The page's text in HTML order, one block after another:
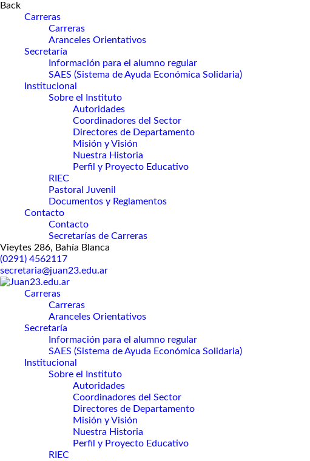
Back
Carreras
Carreras
Aranceles Orientativos
Secretaría
Información para el alumno regular
SAES (Sistema de Ayuda Económica Solidaria)
Institucional
Sobre el Instituto
Autoridades
Coordinadores del Sector
Directores de Departamento
Misión y Visión
Nuestra Historia
Perfil y Proyecto Educativo
RIEC
Pastoral Juvenil
Documentos y Reglamentos
Contacto
Contacto
Secretarías de Carreras
Vieytes 286, Bahía Blanca
(0291) 4562117
secretaria@juan23.edu.ar
Carreras
Carreras
Aranceles Orientativos
Secretaría
Información para el alumno regular
SAES (Sistema de Ayuda Económica Solidaria)
Institucional
Sobre el Instituto
Autoridades
Coordinadores del Sector
Directores de Departamento
Misión y Visión
Nuestra Historia
Perfil y Proyecto Educativo
RIEC